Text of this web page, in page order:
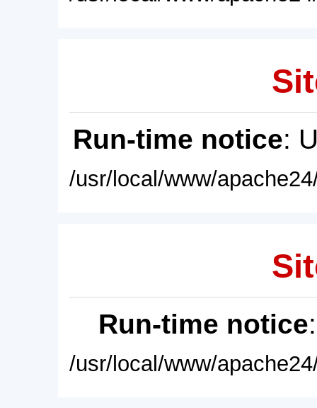
Run-time notice:
/usr/local/www/
Run-time notice
/usr/local/www/